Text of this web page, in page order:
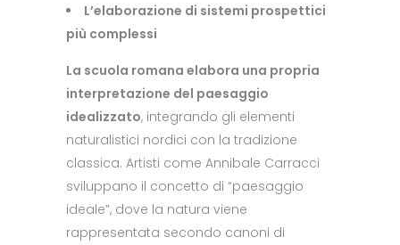
L’elaborazione di sistemi prospettici
più complessi
La scuola romana elabora una propria
interpretazione del paesaggio
idealizzato, integrando gli elementi
naturalistici nordici con la tradizione
classica. Artisti come Annibale Carracci
sviluppano il concetto di “paesaggio
ideale”, dove la natura viene
rappresentata secondo canoni di